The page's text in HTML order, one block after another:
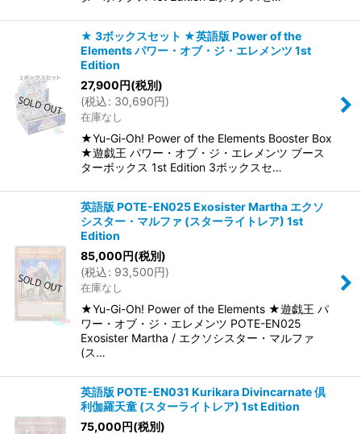
★ 3ボックスセット ★英語版 Power of the
Elements パワー・オブ・ジ・エレメンツ 1st
Edition
27,900円(税別)
(税込: 30,690円)
在庫なし
★Yu-Gi-Oh! Power of the Elements Booster Box
★遊戯王 パワー・オブ・ジ・エレメンツ ブース
ターボックス 1st Edition 3ボックスセ…
英語版 POTE-EN025 Exosister Martha エクソ
シスター・マルファ (スターライトレア) 1st
Edition
85,000円(税別)
(税込: 93,500円)
在庫なし
★Yu-Gi-Oh! Power of the Elements ★遊戯王 パ
ワー・オブ・ジ・エレメンツ POTE-EN025
Exosister Martha / エクソシスター・マルファ
(ス…
英語版 POTE-EN031 Kurikara Divincarnate 倶
利伽羅天童 (スターライトレア) 1st Edition
75,000円(税別)